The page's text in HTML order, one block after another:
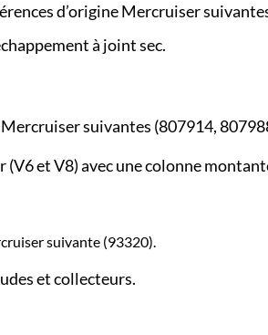
d’origine Mercruiser
à joint sec.
suivantes (807914,
et V8) avec une colonne
suivante (93320).
et collecteurs.